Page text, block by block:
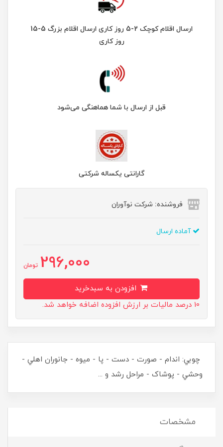
ارسال اقلام کوچک 2-5 روز کاری ارسال اقلام بزرگ 5-15
روز کاری
قبل از ارسال با شما هماهنگی می‌شود
گارانتی یکساله شرکتی
فروشنده: شرکت نوآوران
آماده ارسال
296,000 تومان
10 درصد مالیات بر ارزش افزوده اضافه خواهد شد.
چوبي: اندام - صورت - دست - پا - ميوه - جانوران اهلي -
وحشي - پوشاک - مراحل رشد و ...
مشخصات